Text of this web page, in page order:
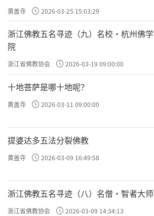
黄盖寺 2026-03-25 15:03:29
浙江佛教五名寻迹（九）名校·杭州佛学
院
浙江省佛教协会 2026-03-19 09:00:00
十地菩萨是哪十地呢？
黄盖寺 2026-03-11 09:00:00
提婆达多五法分裂佛教
黄盖寺 2026-03-09 16:49:58
浙江佛教五名寻迹（八）名僧·智者大师
浙江省佛教协会 2026-03-09 14:34:13